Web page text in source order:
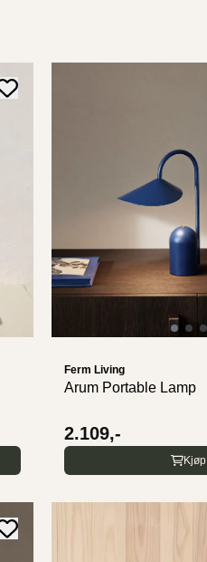
Ferm Living
Arum Portable Lamp
2.109,-
Kjøp